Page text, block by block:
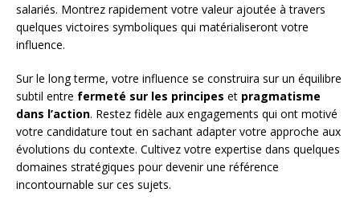
salariés. Montrez rapidement votre valeur ajoutée à travers
quelques victoires symboliques qui matérialiseront votre
influence.
Sur le long terme, votre influence se construira sur un équilibre
subtil entre fermeté sur les principes et pragmatisme
dans l’action. Restez fidèle aux engagements qui ont motivé
votre candidature tout en sachant adapter votre approche aux
évolutions du contexte. Cultivez votre expertise dans quelques
domaines stratégiques pour devenir une référence
incontournable sur ces sujets.